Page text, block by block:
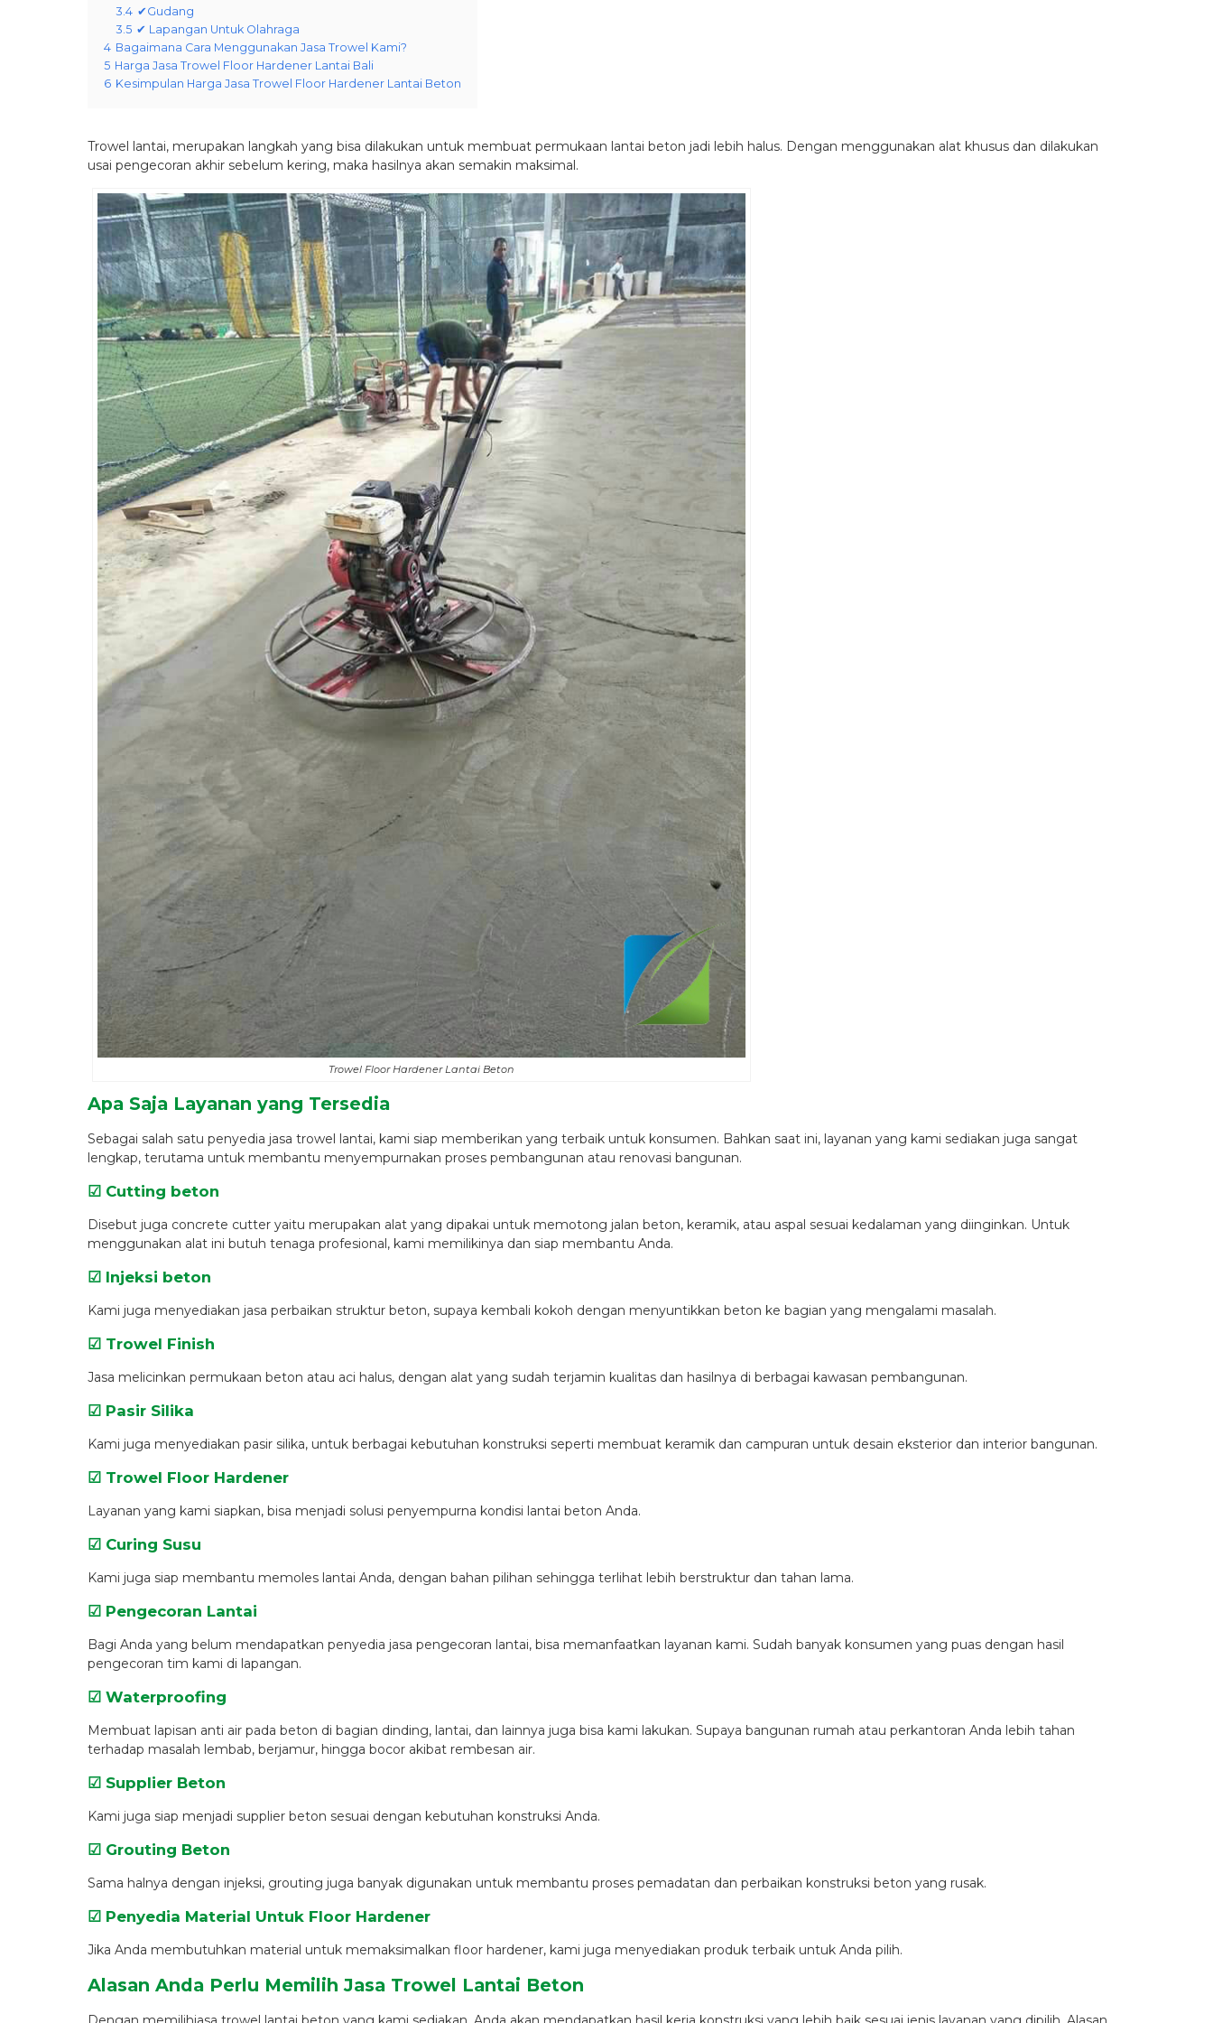
3.4 ✔Gudang
3.5 ✔ Lapangan Untuk Olahraga
4 Bagaimana Cara Menggunakan Jasa Trowel Kami?
5 Harga Jasa Trowel Floor Hardener Lantai Bali
6 Kesimpulan Harga Jasa Trowel Floor Hardener Lantai Beton
Trowel lantai, merupakan langkah yang bisa dilakukan untuk membuat permukaan lantai beton jadi lebih halus. Dengan menggunakan alat khusus dan dilakukan
usai pengecoran akhir sebelum kering, maka hasilnya akan semakin maksimal.
Trowel Floor Hardener Lantai Beton
Apa Saja Layanan yang Tersedia
Sebagai salah satu penyedia jasa trowel lantai, kami siap memberikan yang terbaik untuk konsumen. Bahkan saat ini, layanan yang kami sediakan juga sangat
lengkap, terutama untuk membantu menyempurnakan proses pembangunan atau renovasi bangunan.
☑ Cutting beton
Disebut juga concrete cutter yaitu merupakan alat yang dipakai untuk memotong jalan beton, keramik, atau aspal sesuai kedalaman yang diinginkan. Untuk
menggunakan alat ini butuh tenaga profesional, kami memilikinya dan siap membantu Anda.
☑ Injeksi beton
Kami juga menyediakan jasa perbaikan struktur beton, supaya kembali kokoh dengan menyuntikkan beton ke bagian yang mengalami masalah.
☑ Trowel Finish
Jasa melicinkan permukaan beton atau aci halus, dengan alat yang sudah terjamin kualitas dan hasilnya di berbagai kawasan pembangunan.
☑ Pasir Silika
Kami juga menyediakan pasir silika, untuk berbagai kebutuhan konstruksi seperti membuat keramik dan campuran untuk desain eksterior dan interior bangunan.
☑ Trowel Floor Hardener
Layanan yang kami siapkan, bisa menjadi solusi penyempurna kondisi lantai beton Anda.
☑ Curing Susu
Kami juga siap membantu memoles lantai Anda, dengan bahan pilihan sehingga terlihat lebih berstruktur dan tahan lama.
☑ Pengecoran Lantai
Bagi Anda yang belum mendapatkan penyedia jasa pengecoran lantai, bisa memanfaatkan layanan kami. Sudah banyak konsumen yang puas dengan hasil
pengecoran tim kami di lapangan.
☑ Waterproofing
Membuat lapisan anti air pada beton di bagian dinding, lantai, dan lainnya juga bisa kami lakukan. Supaya bangunan rumah atau perkantoran Anda lebih tahan
terhadap masalah lembab, berjamur, hingga bocor akibat rembesan air.
☑ Supplier Beton
Kami juga siap menjadi supplier beton sesuai dengan kebutuhan konstruksi Anda.
☑ Grouting Beton
Sama halnya dengan injeksi, grouting juga banyak digunakan untuk membantu proses pemadatan dan perbaikan konstruksi beton yang rusak.
☑ Penyedia Material Untuk Floor Hardener
Jika Anda membutuhkan material untuk memaksimalkan floor hardener, kami juga menyediakan produk terbaik untuk Anda pilih.
Alasan Anda Perlu Memilih Jasa Trowel Lantai Beton